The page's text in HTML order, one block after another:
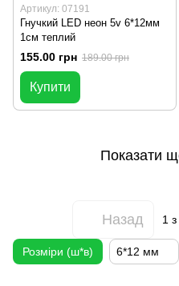
Артикул: 07191
Гнучкий LED неон 5v 6*12мм
1см теплий
155.00 грн 189.00 грн
Купити
Показати
Назад 1з
Розміри (ш*в) 6*12 мм